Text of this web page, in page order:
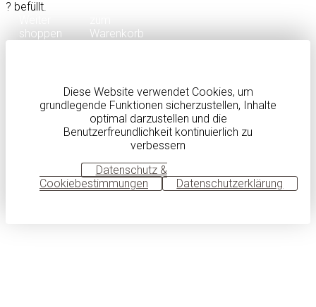
? befüllt.
shoppen
Warenkorb
Diese Website verwendet Cookies, um
grundlegende Funktionen sicherzustellen, Inhalte
optimal darzustellen und die
Benutzerfreundlichkeit kontinuierlich zu
verbessern
Datenschutz &
Cookiebestimmungen
Datenschutzerklärung